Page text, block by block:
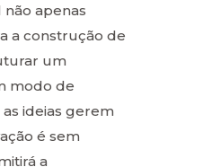
apenas
a construção de
um
modo de
ideias gerem
é sem
a